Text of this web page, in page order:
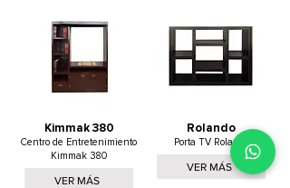
Kimmak 380
Centro de Entretenimiento
Kimmak 380
VER MÁS
Rolando
Porta TV Rolando
VER MÁS